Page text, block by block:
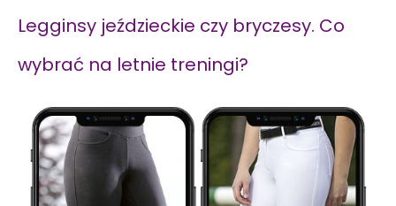
Legginsy jeździeckie czy bryczesy. Co
wybrać na letnie treningi?